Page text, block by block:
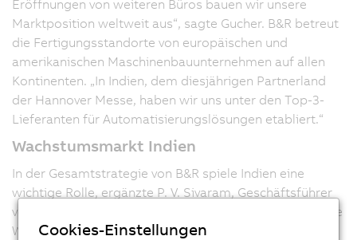
Eröffnungen von weiteren Büros bauen wir unsere
Marktposition weltweit aus“, sagte Gucher. B&R betreut
die Fertigungsstandorte von europäischen und
amerikanischen Maschinenbauunternehmen auf allen
Kontinenten. „In Indien, dem diesjährigen Partnerland
der Hannover Messe, haben wir uns unter den Top-3-
Lieferanten für Automatisierungslösungen etabliert.“
Wachstumsmarkt Indien
In der Gesamtstrategie von B&R spiele Indien eine
wichtige Rolle, ergänzte P. V. Sivaram, Geschäftsführer
von B&R Indien. Die indische Wirtschaft verzeichnet hohe
Wachstumsraten; die verarbeitende Industrie wächst
Cookies-Einstellungen